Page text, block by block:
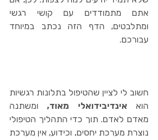
אתם מתמודדים עם קושי רגשי
ומתלבטים, הדף הזה נכתב במיוחד
עבורכם.
חשוב לי לציין שהטיפול בתלונות רגשיות
הוא אינדיבידואלי מאוד,ומשתנה
מאדם לאדם. תוך כדי התהליך הטיפולי
נוצרת מערכת יחסים, וכידוע, אין מערכת